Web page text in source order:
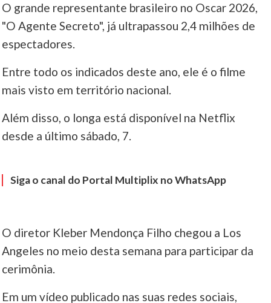
O grande representante brasileiro no Oscar 2026,
"O Agente Secreto", já ultrapassou 2,4 milhões de
espectadores.
Entre todo os indicados deste ano, ele é o filme
mais visto em território nacional.
Além disso, o longa está disponível na Netflix
desde a último sábado, 7.
Siga o canal do Portal Multiplix no WhatsApp
O diretor Kleber Mendonça Filho chegou a Los
Angeles no meio desta semana para participar da
cerimônia.
Em um vídeo publicado nas suas redes sociais,